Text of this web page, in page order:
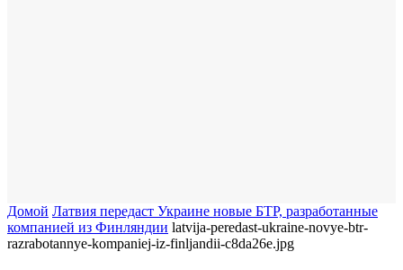
Домой ​Латвия передаст Украине новые БТР, разработанные
компанией из Финляндии latvija-peredast-ukraine-novye-btr-
razrabotannye-kompaniej-iz-finljandii-c8da26e.jpg